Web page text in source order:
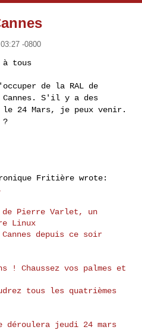
-0800
à tous
de la RAL de
Cannes.S'il y a des
24 Mars, je peux venir.
?
de Pierre Varlet, un
Linux
depuis ce soir
! Chaussez vos palmes et
tous les quatrièmes
déroulera jeudi 24 mars